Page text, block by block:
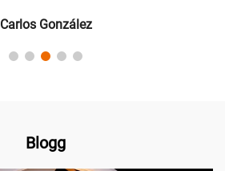
Carlos González
Blogg